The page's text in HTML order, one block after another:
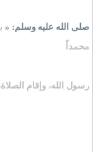
صلى الله عليه وسلم: «
محمداً
رسول الله، وإقام